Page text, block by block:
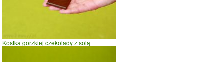
Kostka gorzkiej czekolady z solą